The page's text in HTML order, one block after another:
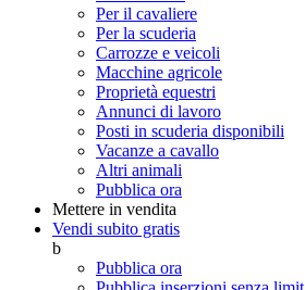
Per il cavaliere
Per la scuderia
Carrozze e veicoli
Macchine agricole
Proprietà equestri
Annunci di lavoro
Posti in scuderia disponibili
Vacanze a cavallo
Altri animali
Pubblica ora
Mettere in vendita
Vendi subito gratis
b
Pubblica ora